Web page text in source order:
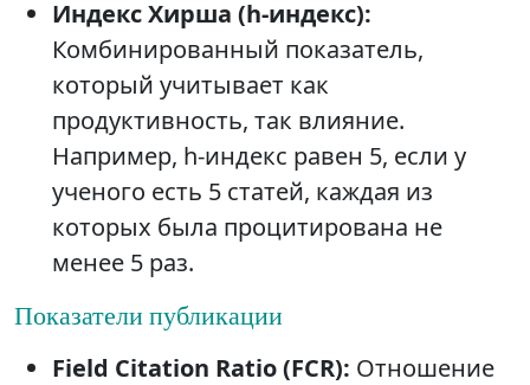
Индекс Хирша (h-индекс):
Комбинированный показатель,
который учитывает как
продуктивность, так влияние.
Например, h-индекс равен 5, если у
ученого есть 5 статей, каждая из
которых была процитирована не
менее 5 раз.
Показатели публикации
Field Citation Ratio (FCR): Отношение